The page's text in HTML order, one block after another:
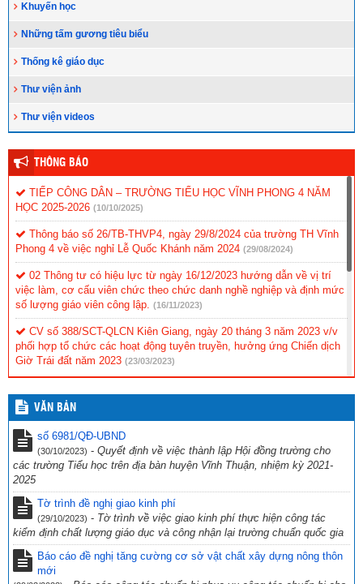
Khuyến học
Những tấm gương tiêu biểu
Thống kê giáo dục
Thư viện ảnh
Thư viện videos
THÔNG BÁO
TIẾP CÔNG DÂN – TRƯỜNG TIỂU HỌC VĨNH PHONG 4 NĂM
HỌC 2025-2026 (10/10/2025)
Thông báo số 26/TB-THVP4, ngày 29/8/2024 của trường TH Vĩnh
Phong 4 về việc nghỉ Lễ Quốc Khánh năm 2024 (29/08/2024)
02 Thông tư có hiệu lực từ ngày 16/12/2023 hướng dẫn về vị trí
việc làm, cơ cấu viên chức theo chức danh nghề nghiệp và định mức
số lượng giáo viên công lập. (16/11/2023)
CV số 388/SCT-QLCN Kiên Giang, ngày 20 tháng 3 năm 2023 v/v
phối hợp tổ chức các hoạt động tuyên truyền, hưởng ứng Chiến dịch
Giờ Trái đất năm 2023 (23/03/2023)
Chính phủ Võ Văn Kiệt”
CV 1736/UBND-NC CỦA UBND TỈNH KIÊN GIANG NGÀY
23/9/2022 VỀ VIỆC THỰC HIỆN CÔNG TÁC PHÒNG, CHỐNG TỘI
PHẠM SỬ DỤNG CÔNG NGHỆ CAO.
(29/09/2022)
CV số 2870/SGDĐT-VP, Kiên Giang ngày 26/9/2022 của Sở Giáo
dục & Đào tạo Kiên Giang về việc chủ động ứng phó với bão số 4
năm 2022 (27/09/2022)
Công văn số 234/PGDĐT, ngày 16 tháng 9 năm 2022 của phòng
Giáo dục và Đào tạo Vĩnh Thuận về việc hưởng ứng “Ngày toàn dân
phòng cháy và chữa cháy” năm 2022.
VĂN BẢN
số 6981/QĐ-UBND
(30/10/2023) - Quyết định về việc thành lập Hội đồng trường cho
các trường Tiểu học trên địa bàn huyện Vĩnh Thuận, nhiệm kỳ 2021-
2025
Tờ trình đề nghị giao kinh phí
(29/10/2023) - Tờ trình về việc giao kinh phí thực hiện công tác
kiểm định chất lượng giáo dục và công nhận lại trường chuẩn quốc gia
Báo cáo đề nghị tăng cường cơ sở vật chất xây dựng nông thôn
mới